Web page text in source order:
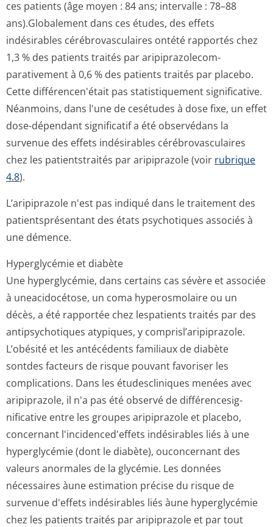
ces patients (âge moyen : 84 ans; intervalle : 78–88
ans).Globalement dans ces études, des effets
indésirables cérébrovasculaires ontété rapportés chez
1,3 % des patients traités par aripiprazolecom­
parativement à 0,6 % des patients traités par placebo.
Cette différencen'était pas statistiquement significative.
Néanmoins, dans l'une de cesétudes à dose fixe, un effet
dose-dépendant significatif a été observédans la
survenue des effets indésirables cérébrovasculaires
chez les patientstraités par aripiprazole (voir rubrique
4.8).
L’aripiprazole n'est pas indiqué dans le traitement des
patientsprésentant des états psychotiques associés à
une démence.
Hyperglycémie et diabète
Une hyperglycémie, dans certains cas sévère et associée
à uneacidocétose, un coma hyperosmolaire ou un
décès, a été rapportée chez lespatients traités par des
antipsychotiques atypiques, y comprisl’aripi­prazole.
L’obésité et les antécédents familiaux de diabète
sontdes facteurs de risque pouvant favoriser les
complications. Dans les étudescliniques menées avec
aripiprazole, il n'a pas été observé de différencesig­
nificative entre les groupes aripiprazole et placebo,
concernant l'incidenced'effets indésirables liés à une
hyperglycémie (dont le diabète), ouconcernant des
valeurs anormales de la glycémie. Les données
nécessaires àune estimation précise du risque de
survenue d'effets indésirables liés àune hyperglycémie
chez les patients traités par aripiprazole et par tout